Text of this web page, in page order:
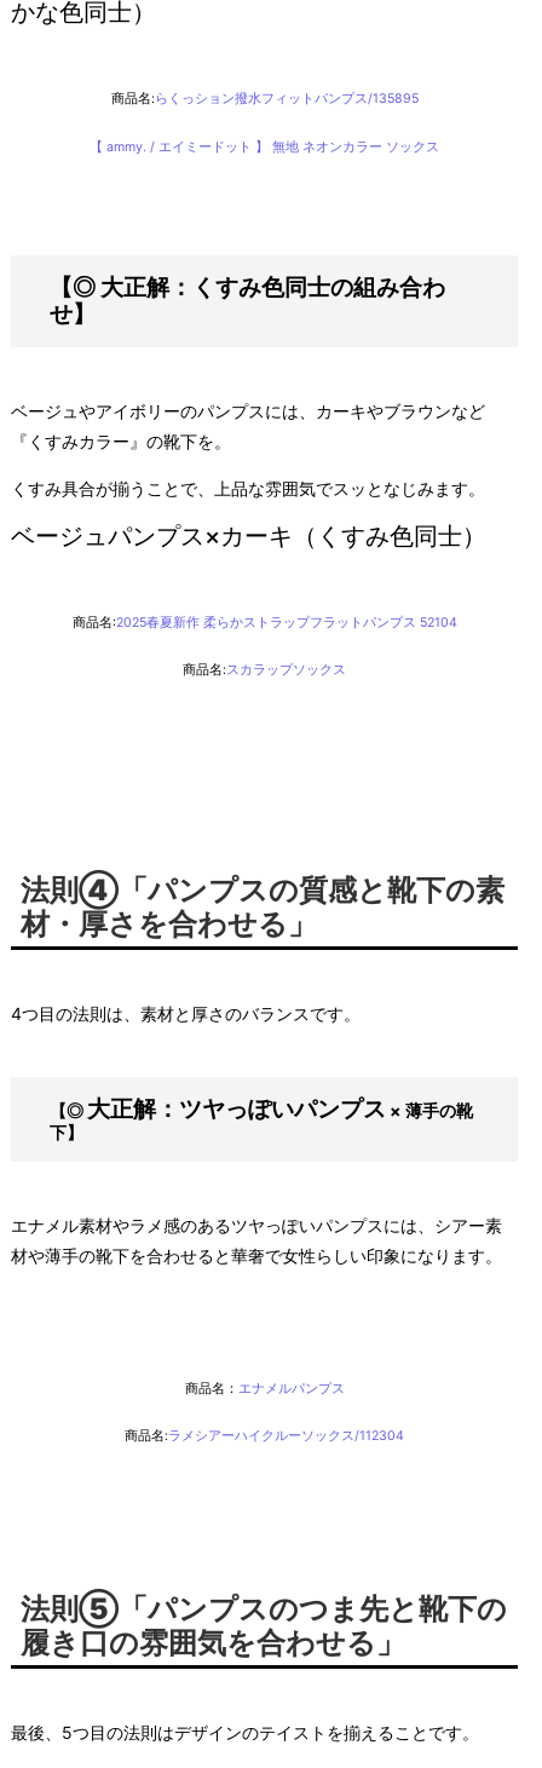
かな色同士）
商品名: らくっション撥水フィットパンプス/135895
【 ammy. / エイミードット 】 無地 ネオンカラー ソックス
【◎ 大正解：くすみ色同士の組み合わ
せ】
ベージュやアイボリーのパンプスには、カーキやブラウンなど
『くすみカラー』の靴下を。
くすみ具合が揃うことで、上品な雰囲気でスッとなじみます。
ベージュパンプス×カーキ（くすみ色同士）
商品名:2025春夏新作 柔らかストラップフラットパンプス 52104
商品名:スカラップソックス
法則④「パンプスの質感と靴下の素
材・厚さを合わせる」
4つ目の法則は、素材と厚さのバランスです。
【◎ 大正解：ツヤっぽいパンプス × 薄手の靴
下】
エナメル素材やラメ感のあるツヤっぽいパンプスには、シアー素
材や薄手の靴下を合わせると華奢で女性らしい印象になります。
商品名： エナメルパンプス
商品名:ラメシアーハイクルーソックス/112304
法則⑤「パンプスのつま先と靴下の
履き口の雰囲気を合わせる」
最後、5つ目の法則はデザインのテイストを揃えることです。